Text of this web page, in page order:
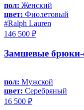
пол: Женский
цвет: Фиолетовый
#Ralph Lauren
146 500 ₽
Замшевые
пол: Мужской
цвет: Серебряный
16 500 ₽